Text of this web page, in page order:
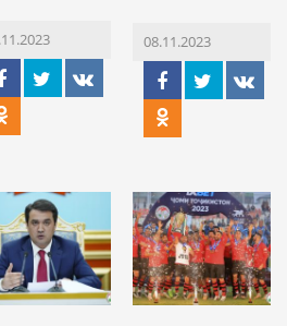
08.11.2023